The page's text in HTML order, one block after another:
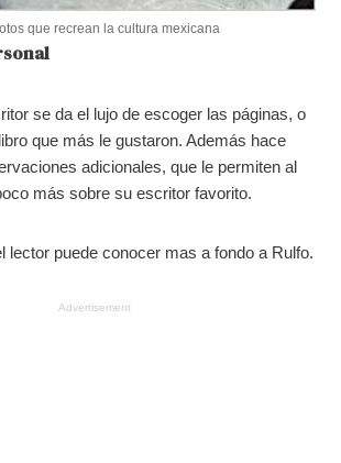
que recrean la cultura mexicana
se da el lujo de escoger las páginas, o
que más le gustaron. Además hace
adicionales, que le permiten al
más sobre su escritor favorito.
lector puede conocer mas a fondo a Rulfo.
Advertisement